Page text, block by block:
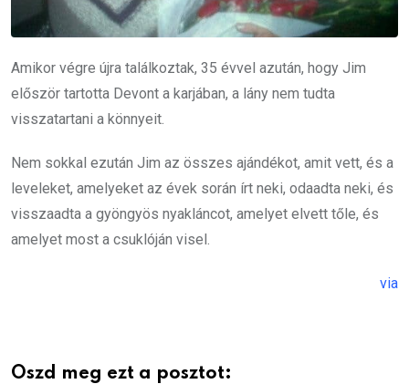
Amikor végre újra találkoztak, 35 évvel azután, hogy Jim
először tartotta Devont a karjában, a lány nem tudta
visszatartani a könnyeit.
Nem sokkal ezután Jim az összes ajándékot, amit vett, és a
leveleket, amelyeket az évek során írt neki, odaadta neki, és
visszaadta a gyöngyös nyakláncot, amelyet elvett tőle, és
amelyet most a csuklóján visel.
via
Oszd meg ezt a posztot: